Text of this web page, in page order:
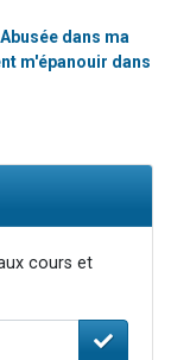
dans ma
m'épanouir dans
cours et